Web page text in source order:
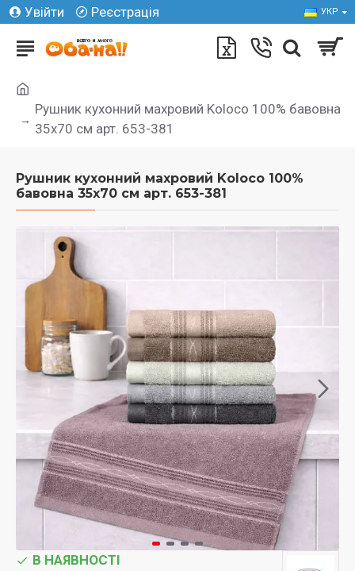
Увійти Реєстрація УКР
Рушник кухонний махровий Koloco 100% бавовна
35x70 см арт. 653-381
Рушник кухонний махровий Koloco 100%
бавовна 35x70 см арт. 653-381
В НАЯВНОСТІ